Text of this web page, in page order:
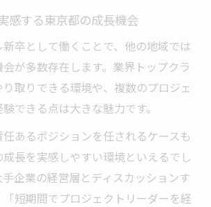
感する東京都の成長機会
卒として働くことで、他の地域では
が多数存在します。業界トップクラ
取りできる環境や、複数のプロジェ
できる点は大きな魅力です。
あるポジションを任されるケースも
長を実感しやすい環境といえるでし
企業の経営層とディスカッションす
短期間でプロジェクトリーダーを経